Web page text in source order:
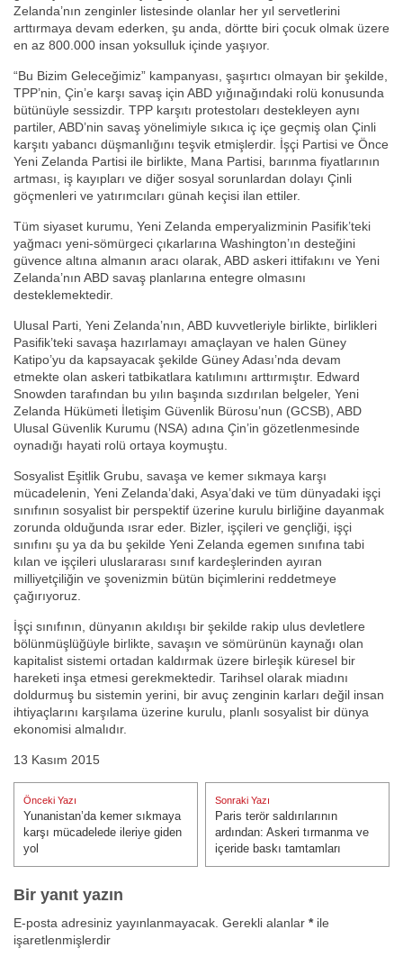
Zelanda’nın zenginler listesinde olanlar her yıl servetlerini
arttırmaya devam ederken, şu anda, dörtte biri çocuk olmak üzere
en az 800.000 insan yoksulluk içinde yaşıyor.
“Bu Bizim Geleceğimiz” kampanyası, şaşırtıcı olmayan bir şekilde,
TPP’nin, Çin’e karşı savaş için ABD yığınağındaki rolü konusunda
bütünüyle sessizdir. TPP karşıtı protestoları destekleyen aynı
partiler, ABD’nin savaş yönelimiyle sıkıca iç içe geçmiş olan Çinli
karşıtı yabancı düşmanlığını teşvik etmişlerdir. İşçi Partisi ve Önce
Yeni Zelanda Partisi ile birlikte, Mana Partisi, barınma fiyatlarının
artması, iş kayıpları ve diğer sosyal sorunlardan dolayı Çinli
göçmenleri ve yatırımcıları günah keçisi ilan ettiler.
Tüm siyaset kurumu, Yeni Zelanda emperyalizminin Pasifik’teki
yağmacı yeni-sömürgeci çıkarlarına Washington’ın desteğini
güvence altına almanın aracı olarak, ABD askeri ittifakını ve Yeni
Zelanda’nın ABD savaş planlarına entegre olmasını
desteklemektedir.
Ulusal Parti, Yeni Zelanda’nın, ABD kuvvetleriyle birlikte, birlikleri
Pasifik’teki savaşa hazırlamayı amaçlayan ve halen Güney
Katipo’yu da kapsayacak şekilde Güney Adası’nda devam
etmekte olan askeri tatbikatlara katılımını arttırmıştır. Edward
Snowden tarafından bu yılın başında sızdırılan belgeler, Yeni
Zelanda Hükümeti İletişim Güvenlik Bürosu’nun (GCSB), ABD
Ulusal Güvenlik Kurumu (NSA) adına Çin’in gözetlenmesinde
oynadığı hayati rolü ortaya koymuştu.
Sosyalist Eşitlik Grubu, savaşa ve kemer sıkmaya karşı
mücadelenin, Yeni Zelanda’daki, Asya’daki ve tüm dünyadaki işçi
sınıfının sosyalist bir perspektif üzerine kurulu birliğine dayanmak
zorunda olduğunda ısrar eder. Bizler, işçileri ve gençliği, işçi
sınıfını şu ya da bu şekilde Yeni Zelanda egemen sınıfına tabi
kılan ve işçileri uluslararası sınıf kardeşlerinden ayıran
milliyetçiliğin ve şovenizmin bütün biçimlerini reddetmeye
çağırıyoruz.
İşçi sınıfının, dünyanın akıldışı bir şekilde rakip ulus devletlere
bölünmüşlüğüyle birlikte, savaşın ve sömürünün kaynağı olan
kapitalist sistemi ortadan kaldırmak üzere birleşik küresel bir
hareketi inşa etmesi gerekmektedir. Tarihsel olarak miadını
doldurmuş bu sistemin yerini, bir avuç zenginin karları değil insan
ihtiyaçlarını karşılama üzerine kurulu, planlı sosyalist bir dünya
ekonomisi almalıdır.
13 Kasım 2015
Yazı
gezinmesi
Önceki Yazı
Önceki Yazı:
Yunanistan’da kemer sıkmaya
karşı mücadelede ileriye giden
yol
Sonraki Yazı
Sonraki Yazı:
Paris terör saldırılarının
ardından: Askeri tırmanma ve
içeride baskı tamtamları
Bir yanıt yazın
E-posta adresiniz yayınlanmayacak. Gerekli alanlar *ile
işaretlenmişlerdir